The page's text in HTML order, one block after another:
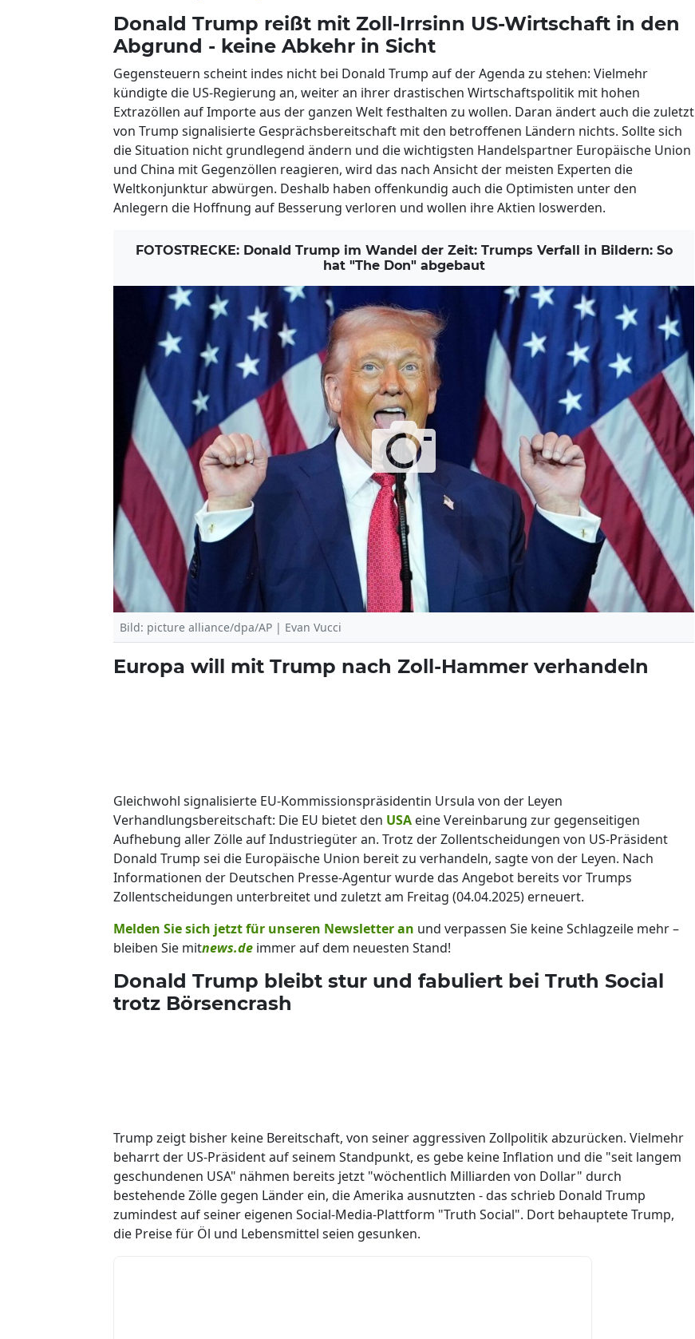
Donald Trump reißt mit Zoll-Irrsinn US-Wirtschaft in den
Abgrund - keine Abkehr in Sicht
Gegensteuern scheint indes nicht bei Donald Trump auf der Agenda zu stehen: Vielmehr
kündigte die US-Regierung an, weiter an ihrer drastischen Wirtschaftspolitik mit hohen
Extrazöllen auf Importe aus der ganzen Welt festhalten zu wollen. Daran ändert auch die zuletzt
von Trump signalisierte Gesprächsbereitschaft mit den betroffenen Ländern nichts. Sollte sich
die Situation nicht grundlegend ändern und die wichtigsten Handelspartner Europäische Union
und China mit Gegenzöllen reagieren, wird das nach Ansicht der meisten Experten die
Weltkonjunktur abwürgen. Deshalb haben offenkundig auch die Optimisten unter den
Anlegern die Hoffnung auf Besserung verloren und wollen ihre Aktien loswerden.
FOTOSTRECKE: Donald Trump im Wandel der Zeit: Trumps Verfall in Bildern: So
hat "The Don" abgebaut
Bild: picture alliance/dpa/AP | Evan Vucci
Europa will mit Trump nach Zoll-Hammer verhandeln
Gleichwohl signalisierte EU-Kommissionspräsidentin Ursula von der Leyen
Verhandlungsbereitschaft: Die EU bietet den USA eine Vereinbarung zur gegenseitigen
Aufhebung aller Zölle auf Industriegüter an. Trotz der Zollentscheidungen von US-Präsident
Donald Trump sei die Europäische Union bereit zu verhandeln, sagte von der Leyen. Nach
Informationen der Deutschen Presse-Agentur wurde das Angebot bereits vor Trumps
Zollentscheidungen unterbreitet und zuletzt am Freitag (04.04.2025) erneuert.
Melden Sie sich jetzt für unseren Newsletter an und verpassen Sie keine Schlagzeile mehr –
bleiben Sie mitnews.de immer auf dem neuesten Stand!
Donald Trump bleibt stur und fabuliert bei Truth Social
trotz Börsencrash
Trump zeigt bisher keine Bereitschaft, von seiner aggressiven Zollpolitik abzurücken. Vielmehr
beharrt der US-Präsident auf seinem Standpunkt, es gebe keine Inflation und die "seit langem
geschundenen USA" nähmen bereits jetzt "wöchentlich Milliarden von Dollar" durch
bestehende Zölle gegen Länder ein, die Amerika ausnutzten - das schrieb Donald Trump
zumindest auf seiner eigenen Social-Media-Plattform "Truth Social". Dort behauptete Trump,
die Preise für Öl und Lebensmittel seien gesunken.